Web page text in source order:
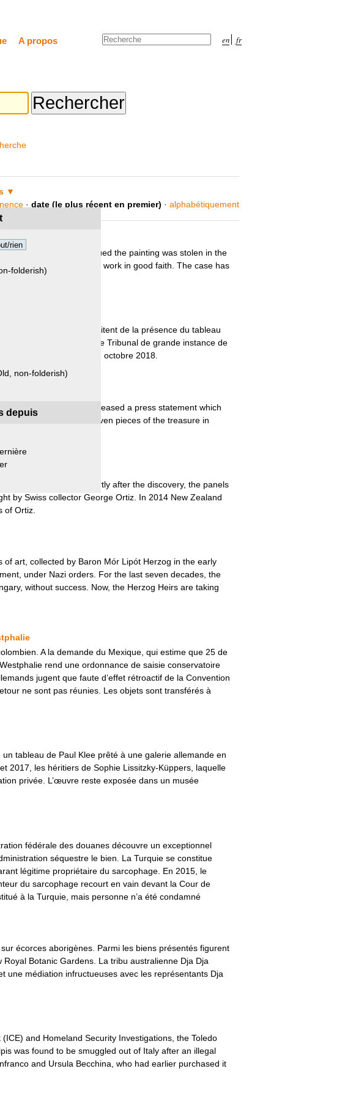
A propos en fr
Chercher par
rien
folderish)
non-folderish)
depuis
· date (le plus récent en premier) · alphabétiquement
painting’s subject argued the painting was stolen in the
did not purchase the work in good faith. The case has
le régime nazi, profitent de la présence du tableau
la restitution. Le Tribunal de grande instance de
cette décision le 2 octobre 2018.
in 1989. Sotheby’s released a press statement which
Hungary bought seven pieces of the treasure in
North Island. Shortly after the discovery, the panels
by Swiss collector George Ortiz. In 2014 New Zealand
of Ortiz.
of art, collected by Baron Mór Lipót Herzog in the early
under Nazi orders. For the last seven decades, the
without success. Now, the Herzog Heirs are taking
A la demande du Mexique, qui estime que 25 de
rend une ordonnance de saisie conservatoire
jugent que faute d’effet rétroactif de la Convention
ne sont pas réunies. Les objets sont transférés à
tableau de Paul Klee prêté à une galerie allemande en
2017, les héritiers de Sophie Lissitzky-Küppers, laquelle
privée. L’œuvre reste exposée dans un musée
fédérale des douanes découvre un exceptionnel
séquestre le bien. La Turquie se constitue
légitime propriétaire du sarcophage. En 2015, le
du sarcophage recourt en vain devant la Cour de
à la Turquie, mais personne n’a été condamné
écorces aborigènes. Parmi les biens présentés figurent
Botanic Gardens. La tribu australienne Dja Dja
une médiation infructueuses avec les représentants Dja
and Homeland Security Investigations, the Toledo
was found to be smuggled out of Italy after an illegal
and Ursula Becchina, who had earlier purchased it